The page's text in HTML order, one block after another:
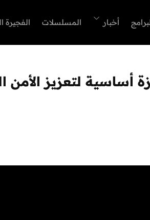
أخبار المسلسلات الفجيرة
أساسية لتعزيز الأمن